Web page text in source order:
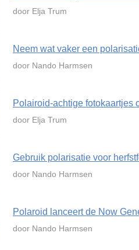
door Elja Trum
Neem wat vaker een
door Nando Harmsen
Polairoid-achtige fotokaartjes
door Elja Trum
Gebruik polarisatie voor
door Nando Harmsen
Polaroid lanceert de Now
door Nando Harmsen